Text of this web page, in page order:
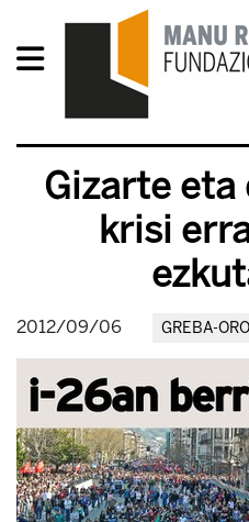
Gizarte eta
krisi
2012/09/06 GREBA-